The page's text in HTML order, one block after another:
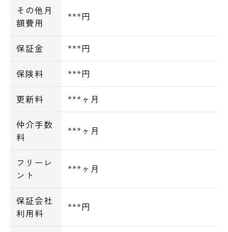
その他月
額費用
***円
保証金 ***円
保険料 ***円
更新料 ***ヶ月
仲介手数
料
***ヶ月
フリーレ
ント
***ヶ月
保証会社
利用料
***円